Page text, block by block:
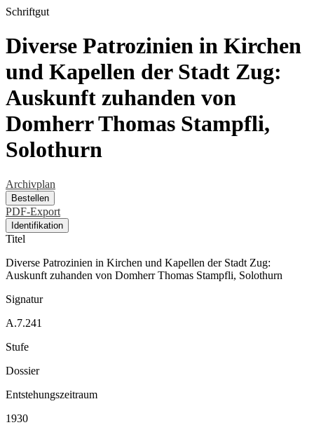
Schriftgut
Diverse Patrozinien in Kirchen
und Kapellen der Stadt Zug:
Auskunft zuhanden von
Domherr Thomas Stampfli,
Solothurn
Archivplan
Bestellen
PDF-Export
Identifikation
Titel
Diverse Patrozinien in Kirchen und Kapellen der Stadt Zug:
Auskunft zuhanden von Domherr Thomas Stampfli, Solothurn
Signatur
A.7.241
Stufe
Dossier
Entstehungszeitraum
1930